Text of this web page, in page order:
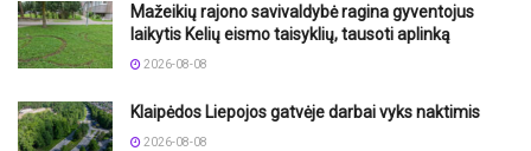
Mažeikių rajono savivaldybė ragina gyventojus
laikytis Kelių eismo taisyklių, tausoti aplinką
2026-08-08
Klaipėdos Liepojos gatvėje darbai vyks naktimis
2026-08-08